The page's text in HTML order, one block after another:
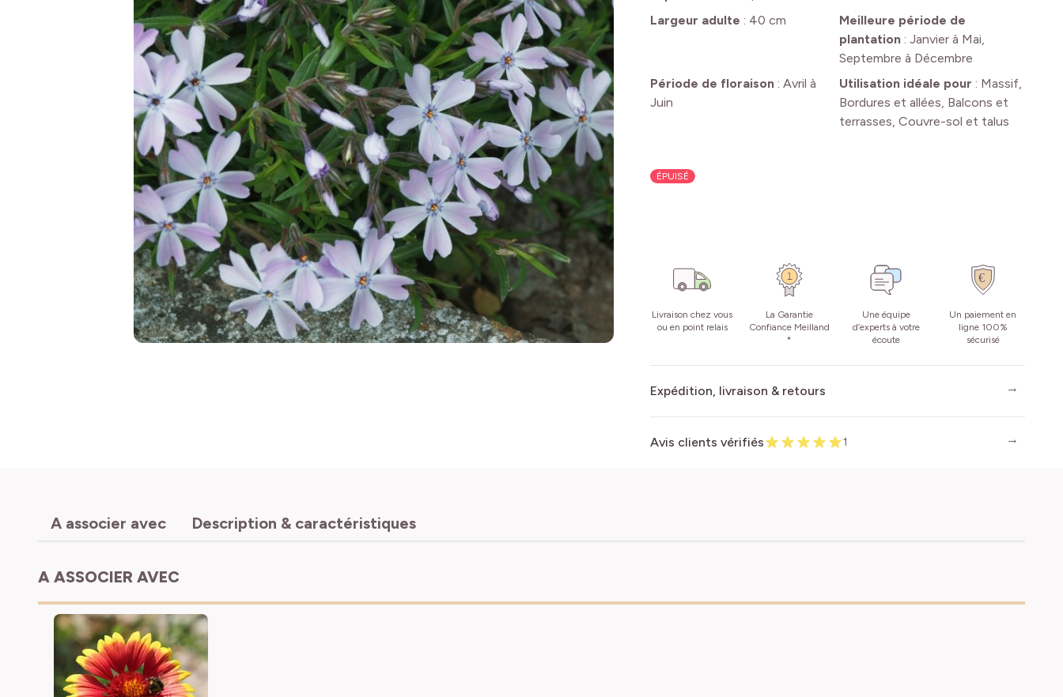
Largeur adulte : 40 cm
Meilleure période de
plantation: Janvier à Mai,
Septembre à Décembre
Période de floraison: Avril à
Juin
Utilisation idéale pour : Massif,
Bordures et allées, Balcons et
terrasses, Couvre-sol et talus
ÉPUISÉ
Livraison chez vous
ou en point relais
La Garantie
Confiance Meilland
*
Une équipe
d’experts à votre
écoute
Un paiement en
ligne 100%
sécurisé
Expédition, livraison & retours
Avis clients vérifiés 1
A associer avec Description & caractéristiques
A ASSOCIER AVEC